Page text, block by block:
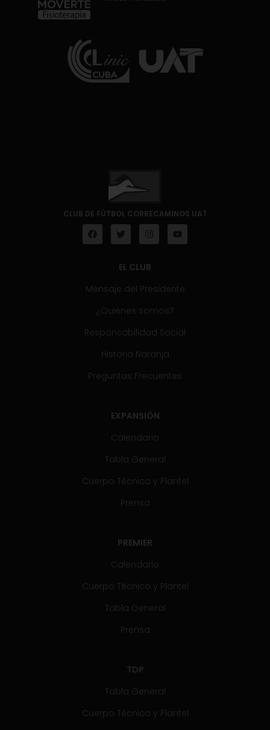
CLUB DE FÚTBOL CORRECAMINOS UAT
EL CLUB
Mensaje del Presidente
¿Quiénes somos?
Responsabilidad Social
Historia Naranja
Preguntas Frecuentes
EXPANSIÓN
Calendario
Tabla General
Cuerpo Técnico y Plantel
Prensa
PREMIER
Calendario
Cuerpo Técnico y Plantel
Tabla General
Prensa
TDP
Tabla General
Cuerpo Técnico y Plantel